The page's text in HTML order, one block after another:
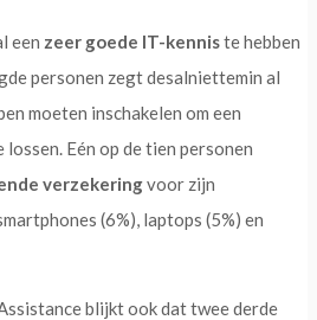
een zeer goede IT-kenniste hebben
personen zegt desalniettemin al
moeten inschakelen om een
Eén op de tien personen
verzekeringvoor zijn
(6%), laptops (5%) en
blijkt ook dat twee derde